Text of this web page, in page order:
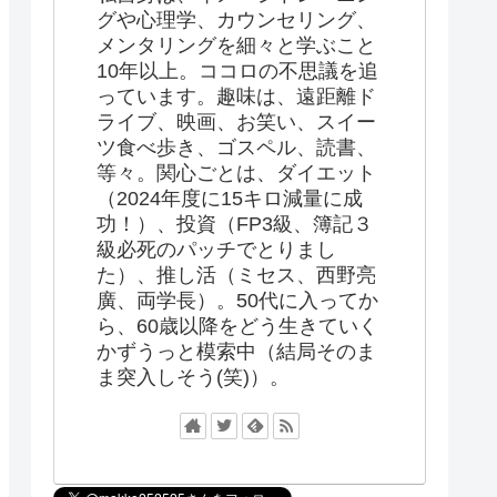
グや心理学、カウンセリング、
メンタリングを細々と学ぶこと
10年以上。ココロの不思議を追
っています。趣味は、遠距離ド
ライブ、映画、お笑い、スイー
ツ食べ歩き、ゴスペル、読書、
等々。関心ごとは、ダイエット
（2024年度に15キロ減量に成
功！）、投資（FP3級、簿記３
級必死のパッチでとりまし
た）、推し活（ミセス、西野亮
廣、両学長）。50代に入ってか
ら、60歳以降をどう生きていく
かずうっと模索中（結局そのま
ま突入しそう(笑)）。